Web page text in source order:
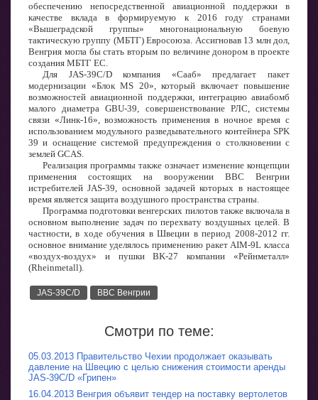
обеспечению непосредственной авиационной поддержки в
качестве вклада в формируемую к 2016 году странами
«Вышеградской группы» многонациональную боевую
тактическую группу (МБТГ) Евросоюза. Ассигновав 13 млн дол,
Венгрия могла бы стать вторым по величине донором в проекте
создания МБТГ ЕС.
Для JAS-39C/D компания «Сааб» предлагает пакет
модернизации «Блок MS 20», который включает повышение
возможностей авиационной поддержки, интеграцию авиабомб
малого диаметра GBU-39, совершенствование РЛС, системы
связи «Линк-16», возможность применения в ночное время с
использованием модульного разведывательного контейнера SPK
39 и оснащение системой предупреждения о столкновении с
землей GCAS.
Реализация программы также означает изменение концепции
применения состоящих на вооружении ВВС Венгрии
истребителей JAS-39, основной задачей которых в настоящее
время является защита воздушного пространства страны.
Программа подготовки венгерских пилотов также включала в
основном выполнение задач по перехвату воздушных целей. В
частности, в ходе обучения в Швеции в период 2008-2012 гг.
основное внимание уделялось применению ракет AIM-9L класса
«воздух-воздух» и пушки BK-27 компании «Рейнметалл»
(Rheinmetall).
JAS-39C/D ВВС Венгрии
Смотри по теме:
05.03.2013 Правительство Чехии продолжает оказывать
давление на Швецию с целью снижения стоимости аренды
JAS-39C/D «Грипен»
16.04.2013 Венгрия объявит тендер на поставку вертолетов